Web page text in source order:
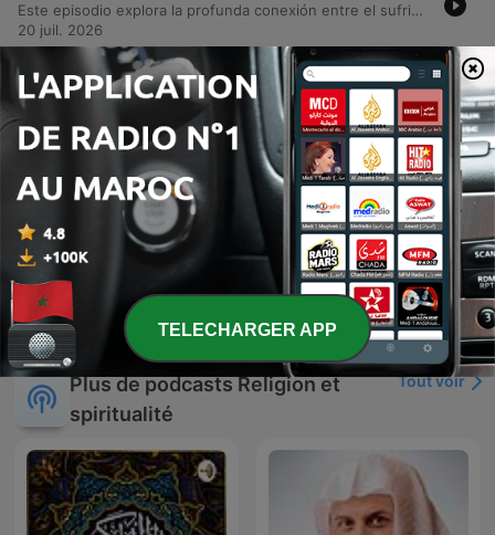
Este episodio explora la profunda conexión entre el sufrimiento extremo, la vulnerabilidad y la fe. A través de ejemplos como los mineros chilenos y relatos bíblicos, se argumenta que es en los momentos de mayor impotencia y pérdida del ego donde las personas alcanzan una verdadera intimidad espiritual y capacidad de sanación. El orador analiza la importancia de aceptar nuestras debilidades y estigmas, diferenciando entre el 'gemir' ante Dios como un acto de confianza y la queja destructiva. Finalmente, se propone que las cicatrices personales no son accidentes, sino herramientas diseñadas para permitir que la gracia divina fluya a través de nuestra propia imperfección.
20 juil. 2026
860 - Mi encuentro conmigo
A través de la analogía del orden físico y el examen espiritual, este episodio explora la importancia de realizar un inventario emocional honesto. El orador analiza cómo tendemos a evitar verdades incómodas mediante mecanismos como la disonancia cognitiva, el error de atribución fundamental y la creación de versiones idealizadas de nosotros mismos para evitar el dolor del autoexamen. Se profundiza en la diferencia entre la introspección negativa y una autoevaluación constructiva bajo la perspectiva de Dios. El mensaje final enfatiza que enfrentar los miedos y practicar la honestidad radical es esencial para el crecimiento espiritual, concluyendo con un llamado a la acción y una oración de confesión y purificación.
Trastorno de apego divino
Este episodio explora cómo el apego y la crianza en la infancia moldean nuestra estructura emocional y nuestra capacidad de vincularnos en la adultez, analizando cómo el rechazo puede generar mecanismos de supervivencia como la complacencia o la vergüenza. Se profundiza en cómo estas experiencias afectan la percepción de la divinidad, desarrollando un 'apego divino' que puede ser evitativo, ansioso o desorganizado. A través del encuentro bíblico entre Jesús y la mujer samaritana, se analiza la vulnerabilidad y la importancia de la verdad sin condena para transformar el dolor en testimonio. El episodio concluye con una reflexión sobre la importancia de la autenticidad y la humildad, instando a los creyentes a encontrar su verdadera identidad y sanidad en la fe.
Afficher plus d'épisodes
Plus de podcasts Religion et
spiritualité
Tout voir
TELECHARGER APP